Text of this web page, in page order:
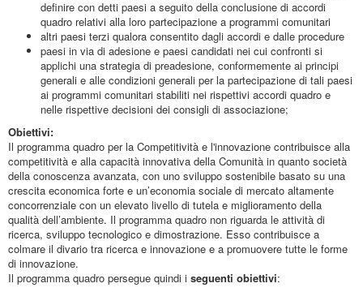
definire con detti paesi a seguito della conclusione di accordi
quadro relativi alla loro partecipazione a programmi comunitari
altri paesi terzi qualora consentito dagli accordi e dalle procedure
paesi in via di adesione e paesi candidati nei cui confronti si
applichi una strategia di preadesione, conformemente ai principi
generali e alle condizioni generali per la partecipazione di tali paesi
ai programmi comunitari stabiliti nei rispettivi accordi quadro e
nelle rispettive decisioni dei consigli di associazione;
Obiettivi:
Il programma quadro per la Competitività e l'innovazione contribuisce alla
competitività e alla capacità innovativa della Comunità in quanto società
della conoscenza avanzata, con uno sviluppo sostenibile basato su una
crescita economica forte e un’economia sociale di mercato altamente
concorrenziale con un elevato livello di tutela e miglioramento della
qualità dell’ambiente. Il programma quadro non riguarda le attività di
ricerca, sviluppo tecnologico e dimostrazione. Esso contribuisce a
colmare il divario tra ricerca e innovazione e a promuovere tutte le forme
di innovazione.
Il programma quadro persegue quindi i seguenti obiettivi: